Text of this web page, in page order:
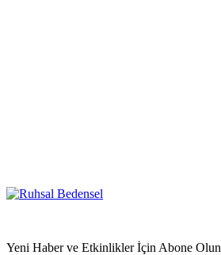
Yeni Haber ve Etkinlikler İçin Abone Olun